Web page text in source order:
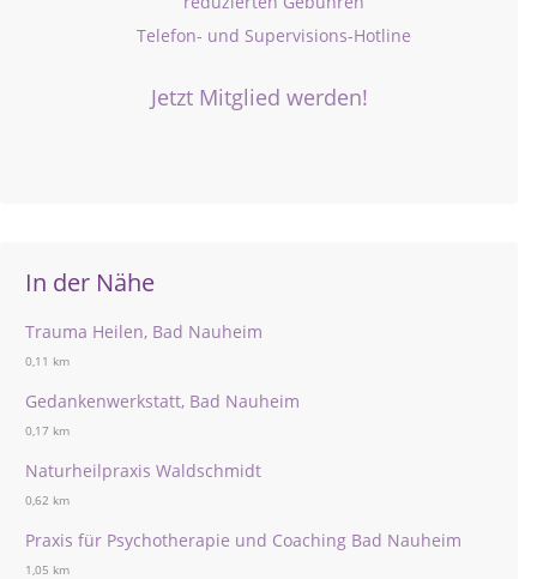
Telefon- und Supervisions-Hotline
Jetzt Mitglied werden!
In der Nähe
Trauma Heilen, Bad Nauheim
0,11 km
Gedankenwerkstatt, Bad Nauheim
0,17 km
Naturheilpraxis Waldschmidt
0,62 km
Praxis für Psychotherapie und Coaching Bad Nauheim
1,05 km